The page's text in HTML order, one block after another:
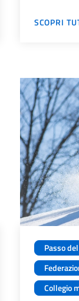
SCOPRI
Passo
Collegio